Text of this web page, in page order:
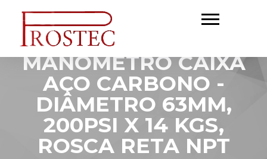
MANÔMETRO CAIXA
AÇO CARBONO -
DIÂMETRO 63MM,
200PSI X 14 KGS,
ROSCA RETA NPT